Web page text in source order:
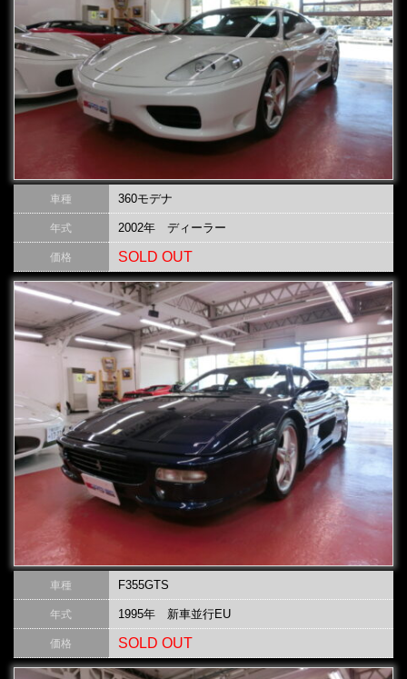
車種 360モデナ
年式 2002年 ディーラー
価格 SOLD OUT
車種 F355GTS
年式 1995年 新車並行EU
価格 SOLD OUT